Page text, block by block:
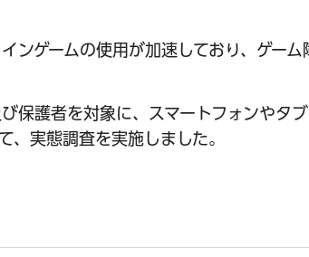
ンゲームの使用が加速しており、ゲー
保護者を対象に、スマートフォンやタ
、実態調査を実施しました。